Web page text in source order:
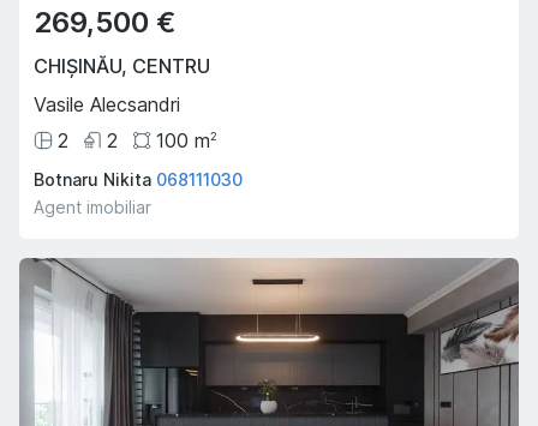
269,500 €
CHIȘINĂU, CENTRU
Vasile Alecsandri
2
2 100 m2
Botnaru Nikita 068111030
Agent imobiliar